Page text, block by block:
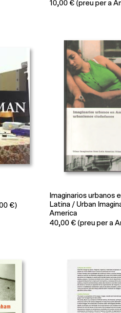
10,00 € (preu per a
€)
Imaginarios urbanos
Latina / Urban
America
40,00 € (preu per a